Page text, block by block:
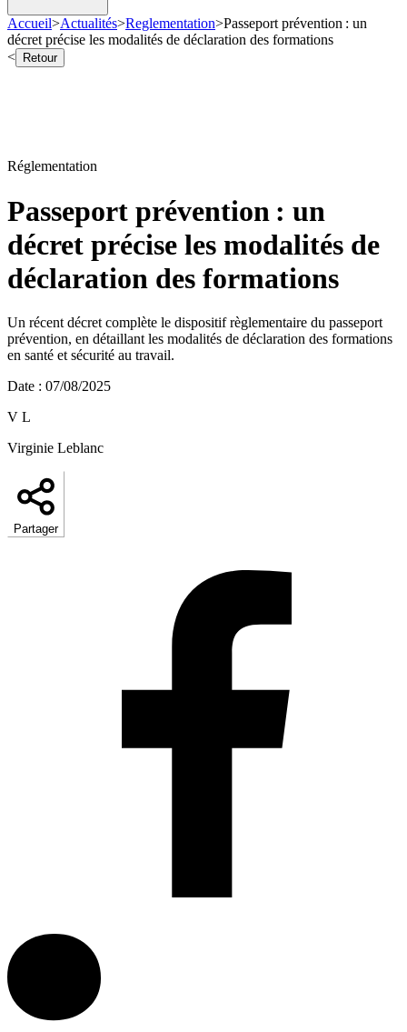
Accueil>Actualités>Reglementation>Passeport prévention : un
décret précise les modalités de déclaration des formations
<
Retour
Réglementation
Passeport prévention : un
décret précise les modalités de
déclaration des formations
Un récent décret complète le dispositif règlementaire du passeport
prévention, en détaillant les modalités de déclaration des formations
en santé et sécurité au travail.
Date : 07/08/2025
V L
Virginie Leblanc
Partager